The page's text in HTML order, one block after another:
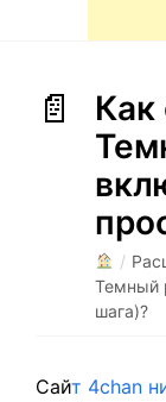
Как
/
Темный
шага)?
Сайт 4chan